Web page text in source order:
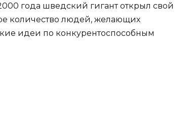
года шведский гигант открыл свой
количество людей, желающих
идеи по конкурентоспособным